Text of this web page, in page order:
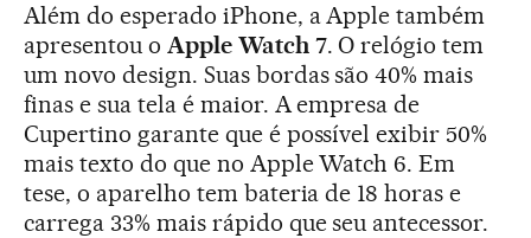
Além do esperado iPhone, a Apple também
apresentou o Apple Watch 7. O relógio tem
um novo design. Suas bordas são 40% mais
finas e sua tela é maior. A empresa de
Cupertino garante que é possível exibir 50%
mais texto do que no Apple Watch 6. Em
tese, o aparelho tem bateria de 18 horas e
carrega 33% mais rápido que seu antecessor.